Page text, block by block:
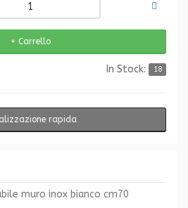
In Stock: 18
rapida